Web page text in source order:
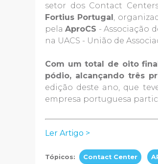
setor dos Contact
Fortius Portugal ,
pelaAproCS - Associação
na UACS - União de
Com um total de oito
pódio, alcançando três
edição deste ano, que
empresa portuguesa
Ler Artigo >
Tópicos: Contact Center